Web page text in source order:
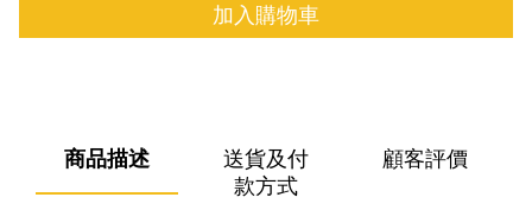
加入購物車
商品描述
送貨及付
款方式
顧客評價